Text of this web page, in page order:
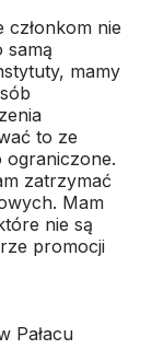
członkom nie
samą
mamy
to ze
ograniczone.
zatrzymać
Mam
nie są
promocji
Pałacu